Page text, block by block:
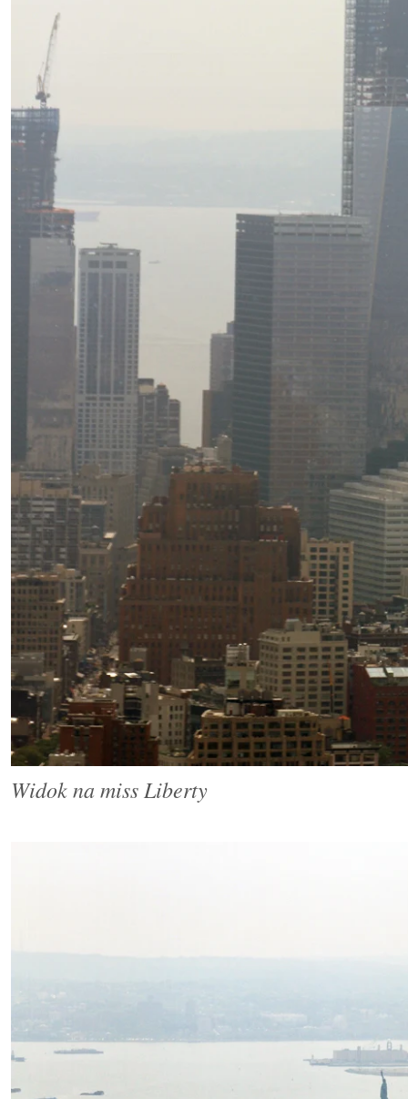
Widokna miss Liberty